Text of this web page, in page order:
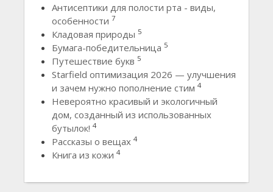
Антисептики для полости рта - виды,
особенности 7
Кладовая природы 5
Бумага-победительница 5
Путешествие букв 5
Starfield оптимизация 2026 — улучшения
и зачем нужно пополнение стим 4
Невероятно красивый и экологичный
дом, созданный из использованных
бутылок! 4
Рассказы о вещах 4
Книга из кожи 4